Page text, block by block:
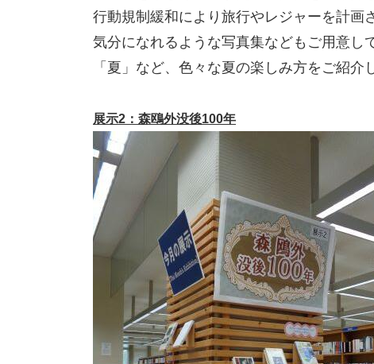
行動規制緩和により旅行やレジャーを計画
気分になれるような写真集などもご用意し
「夏」など、色々な夏の楽しみ方をご紹介
展示2 ：森鴎外没後100年